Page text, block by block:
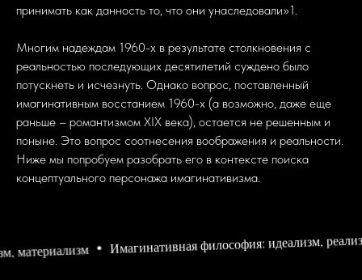
принимать как данность то, что они унаследовали»1.
Многим надеждам 1960-х в результате столкновения с
реальностью последующих десятилетий суждено было
потускнеть и исчезнуть. Однако вопрос, поставленный
имагинативным восстанием 1960-х (а возможно, даже еще
раньше – романтизмом XIX века), остается не решенным и
поныне. Это вопрос соотнесения воображения и реальности.
Ниже мы попробуем разобрать его в контексте поиска
концептуального персонажа имагинативизма.
философия: идеализм, реализм, материализм